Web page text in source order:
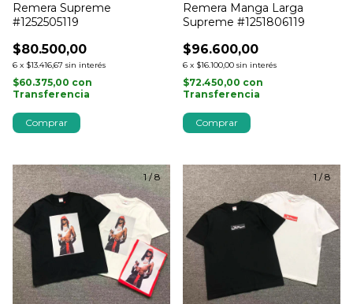
Remera Supreme
#1252505119
$80.500,00
6 x $13.416,67 sin interés
$60.375,00 con
Transferencia
Comprar
Remera Manga Larga
Supreme #1251806119
$96.600,00
6 x $16.100,00 sin interés
$72.450,00 con
Transferencia
Comprar
1/8 1/8